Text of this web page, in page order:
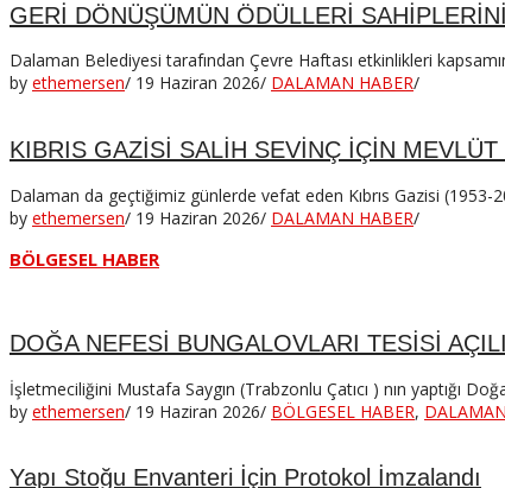
GERİ DÖNÜŞÜMÜN ÖDÜLLERİ
Dalaman Belediyesi tarafından Çevre Haftası etkinlikleri
by ethemersen/ 19 Haziran 2026/ DALAMAN HABER/
KIBRIS GAZİSİ SALİH SEVİNÇ İÇİN MEVLÜT
Dalaman da geçtiğimiz günlerde vefat eden Kıbrıs Gazisi
by ethemersen/ 19 Haziran 2026/ DALAMAN HABER/
BÖLGESEL HABER
DOĞA NEFESİ BUNGALOVLARI TESİSİ
İşletmeciliğini Mustafa Saygın (Trabzonlu Çatıcı ) nın yaptığı
by ethemersen/ 19 Haziran 2026/ BÖLGESEL HABER,
Yapı Stoğu Envanteri İçin Protokol İmzalandı